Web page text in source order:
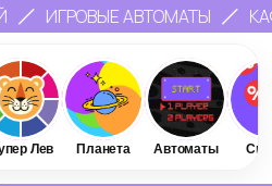
ИГРОВЫЕ АВТОМАТЫ
Лев Планета Автоматы